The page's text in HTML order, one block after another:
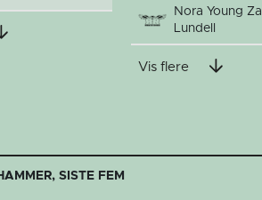
Nora Young Za
Lundell
Vis flere
SISTE FEM